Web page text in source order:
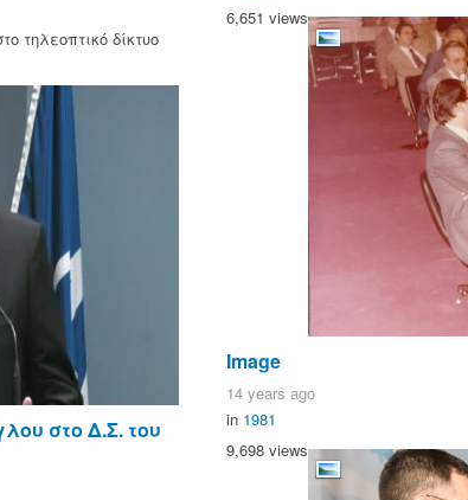
τηλεοπτικό δίκτυο
στο Δ.Σ. του
6,651 views
Image
14 years ago
in 1981
9,698 views